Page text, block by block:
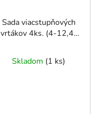
Sada viacstupňových
vrtákov 4ks. (4-12,4-
Skladom (1 ks)